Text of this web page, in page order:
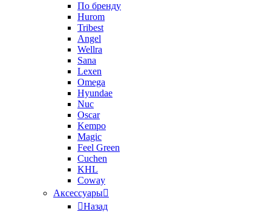
По бренду
Hurom
Tribest
Angel
Wellra
Sana
Lexen
Omega
Hyundae
Nuc
Oscar
Kempo
Magic
Feel Green
Cuchen
KHL
Coway
Аксессуары
Назад